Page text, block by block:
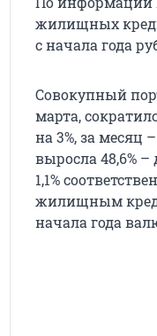
жилищных
с начала года
Совокупный
марта,
на 3%, за
выросла 48,6% –
1,1%
жилищным
начала года